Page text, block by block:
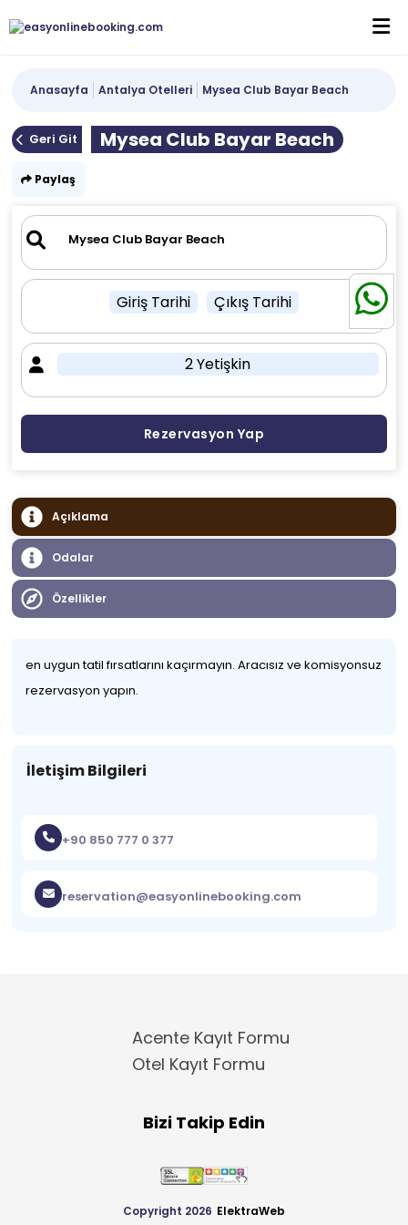
Anasayfa Antalya Otelleri Mysea Club Bayar Beach
Geri Git Mysea Club Bayar Beach
Paylaş
Giriş Tarihi Çıkış Tarihi
2 Yetişkin
Rezervasyon Yap
Açıklama
Odalar
Özellikler
en uygun tatil fırsatlarını kaçırmayın. Aracısız ve komisyonsuz
rezervasyon yapın.
İletişim Bilgileri
+90 850 777 0 377
reservation@easyonlinebooking.com
Acente Kayıt Formu
Otel Kayıt Formu
Bizi Takip Edin
Copyright 2026 ElektraWeb